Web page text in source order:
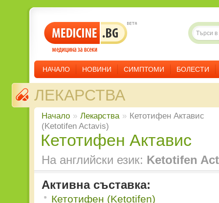
НАЧАЛО НОВИНИ СИМПТОМИ БОЛЕСТИ
ЛЕКАРСТВА
Начало » Лекарства » Кетотифен Актавис
(Ketotifen Actavis)
Кетотифен Актавис
На английски език: Ketotifen
Активна съставка:
Кетотифен (Ketotifen)